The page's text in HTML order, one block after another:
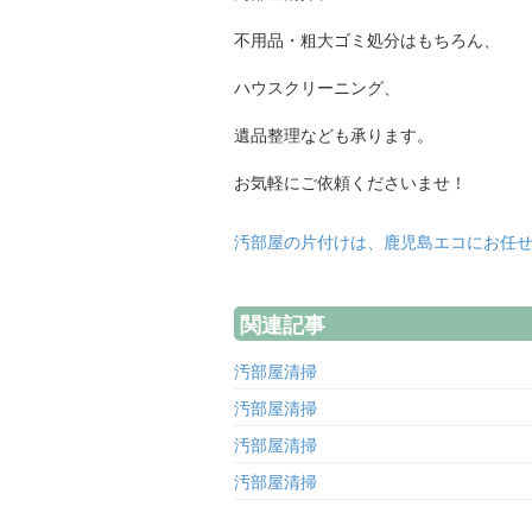
不用品・粗大ゴミ処分はもちろん、
ハウスクリーニング、
遺品整理なども承ります。
お気軽にご依頼くださいませ！
汚部屋の片付けは、鹿児島エコにお任
関連記事
汚部屋清掃
汚部屋清掃
汚部屋清掃
汚部屋清掃